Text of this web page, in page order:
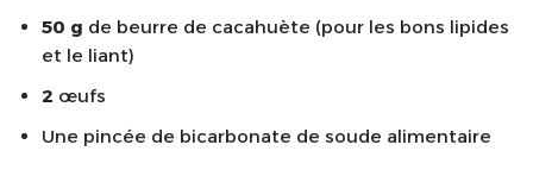
50 g de beurre de cacahuète (pour les bons lipides
et le liant)
2 œufs
Une pincée de bicarbonate de soude alimentaire